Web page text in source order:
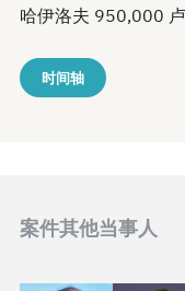
哈伊洛夫 950,000 卢
时间轴
案件其他当事人